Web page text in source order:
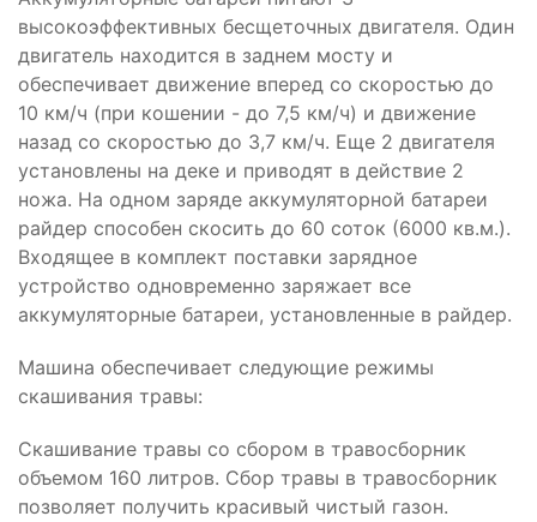
высокоэффективных бесщеточных двигателя. Один
двигатель находится в заднем мосту и
обеспечивает движение вперед со скоростью до
10 км/ч (при кошении - до 7,5 км/ч) и движение
назад со скоростью до 3,7 км/ч. Еще 2 двигателя
установлены на деке и приводят в действие 2
ножа. На одном заряде аккумуляторной батареи
райдер способен скосить до 60 соток (6000 кв.м.).
Входящее в комплект поставки зарядное
устройство одновременно заряжает все
аккумуляторные батареи, установленные в райдер.
Машина обеспечивает следующие режимы
скашивания травы:
Скашивание травы со сбором в травосборник
объемом 160 литров. Сбор травы в травосборник
позволяет получить красивый чистый газон.